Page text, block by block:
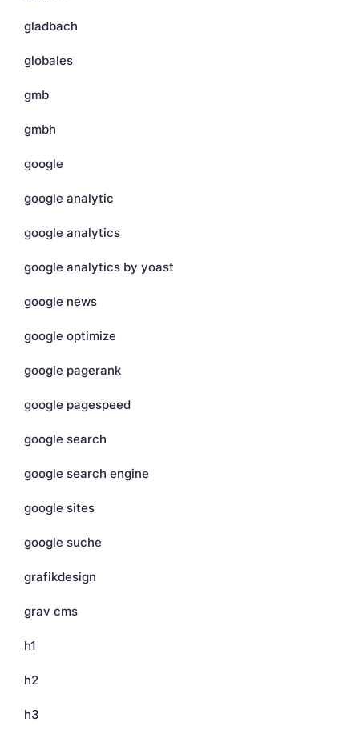
gladbach
globales
gmb
gmbh
google
google analytic
google analytics
google analytics by yoast
google news
google optimize
google pagerank
google pagespeed
google search
google search engine
google sites
google suche
grafikdesign
grav cms
h1
h2
h3